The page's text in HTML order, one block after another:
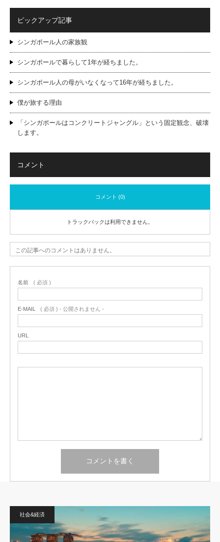
ピックアップ記事
シンガポール人の家族観
シンガポールで暮らして1年が経ちました。
シンガポール人の母がいなくなって16年が経ちました。
僕が旅する理由
「シンガポールはコンクリートジャングル」という固定観念、破壊
します。
コメント
コメント (0)
トラックバックは利用できません。
この記事へのコメントはありません。
名前 ( 必須 )
E-MAIL ( 必須 ) - 公開されません -
URL
社会&経済